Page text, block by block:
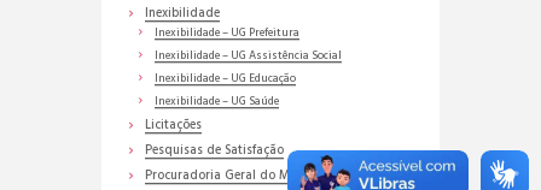
Inexibilidade
Inexibilidade – UG Prefeitura
Inexibilidade – UG Assistência Social
Inexibilidade – UG Educação
Inexibilidade – UG Saúde
Licitações
Pesquisas de Satisfação
Procuradoria Geral do Município